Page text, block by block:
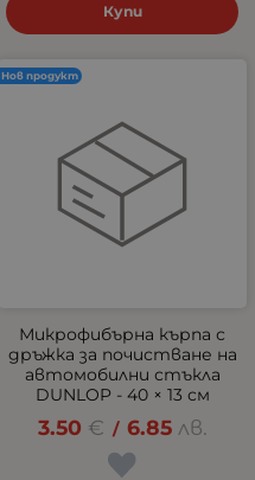
Купи
Микрофибърна кърпа с
дръжка за почистване на
автомобилни стъкла
DUNLOP - 40 × 13 см
3.50 € / 6.85 лв.
Нов продукт